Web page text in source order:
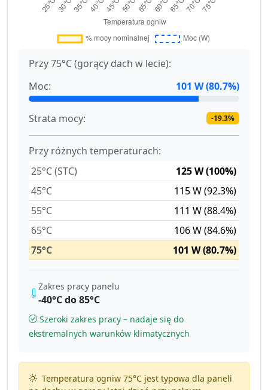
Przy 75°C (gorący dach w lecie):
Moc:
101 W (80.7%)
Strata mocy: -19.3%
Przy różnych temperaturach:
25°C (STC)
125 W (100%)
45°C
115 W (92.3%)
55°C
111 W (88.4%)
65°C
106 W (84.6%)
75°C
101 W (80.7%)
Zakres pracy panelu
-40°C do 85°C
Szeroki zakres pracy – nadaje się do
ekstremalnych warunków klimatycznych
Temperatura ogniw 75°C jest typowa dla paneli